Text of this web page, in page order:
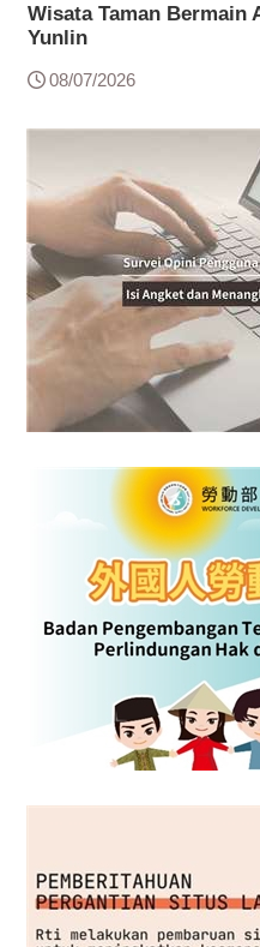
Wisata Taman Bermain
Yunlin
08/07/2026